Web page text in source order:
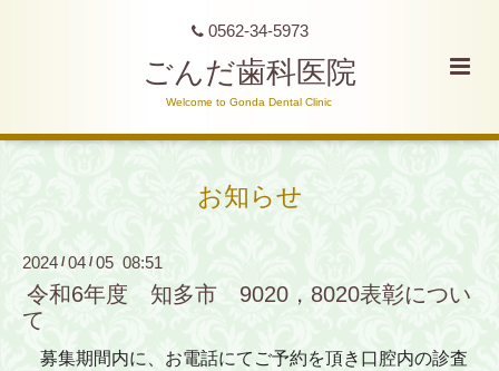
0562-34-5973
ごんだ歯科医院
Welcome to Gonda Dental Clinic
お知らせ
2024 /04 / 05 08:51
令和6年度 知多市 9020，8020表彰につい
て
募集期間内に、お電話にてご予約を頂き口腔内の診査